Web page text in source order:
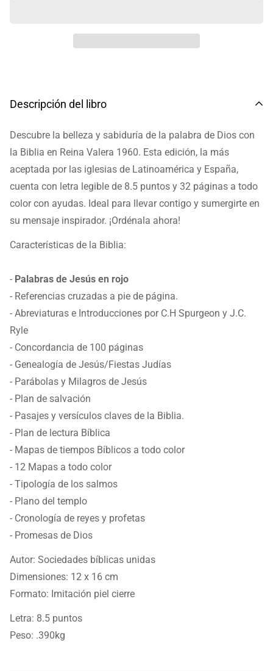
Descripción del libro
Descubre la belleza y sabiduría de la palabra de Dios con
la Biblia en Reina Valera 1960. Esta edición, la más
aceptada por las iglesias de Latinoamérica y España,
cuenta con letra legible de 8.5 puntos y 32 páginas a todo
color con ayudas. Ideal para llevar contigo y sumergirte en
su mensaje inspirador. ¡Ordénala ahora!
Características de la Biblia:
- Palabras de Jesús en rojo
- Referencias cruzadas a pie de página.
- Abreviaturas e Introducciones por C.H Spurgeon y J.C.
Ryle
- Concordancia de 100 páginas
- Genealogía de Jesús/Fiestas Judías
- Parábolas y Milagros de Jesús
- Plan de salvación
- Pasajes y versículos claves de la Biblia.
- Plan de lectura Bíblica
- Mapas de tiempos Bíblicos a todo color
- 12 Mapas a todo color
- Tipología de los salmos
- Plano del templo
- Cronología de reyes y profetas
- Promesas de Dios
Autor: Sociedades bíblicas unidas
Dimensiones: 12 x 16 cm
Formato: Imitación piel cierre
Letra: 8.5 puntos
Peso: .390kg